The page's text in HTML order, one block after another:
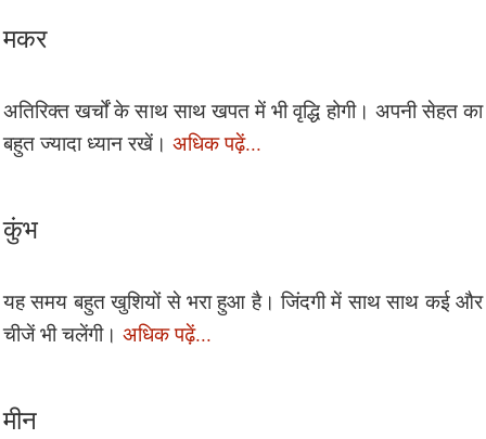
मकर
अतिरिक्त खर्चों के साथ साथ खपत में भी वृद्धि होगी। अपनी सेहत का
बहुत ज्यादा ध्यान रखें। अधिक पढ़ें...
कुंभ
यह समय बहुत खुशियों से भरा हुआ है। जिंदगी में साथ साथ कई और
चीजें भी चलेंगी। अधिक पढ़ें...
मीन